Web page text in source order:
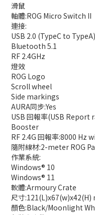
滑鼠
軸體:ROG Micro Switch II
連接:
USB 2.0 (TypeC to TypeA)
Bluetooth 5.1
RF 2.4GHz
燈效
ROG Logo
Scroll wheel
Side markings
AURA同步:Yes
USB 回報率(USB Report
Booster
RF 2.4G 回報率:8000 Hz
隨附線材:2-meter ROG
作業系統:
Windows® 10
Windows® 11
軟體:Armoury Crate
尺寸:121(L)x67(w)x42(H)
顏色:Black/Moonlight